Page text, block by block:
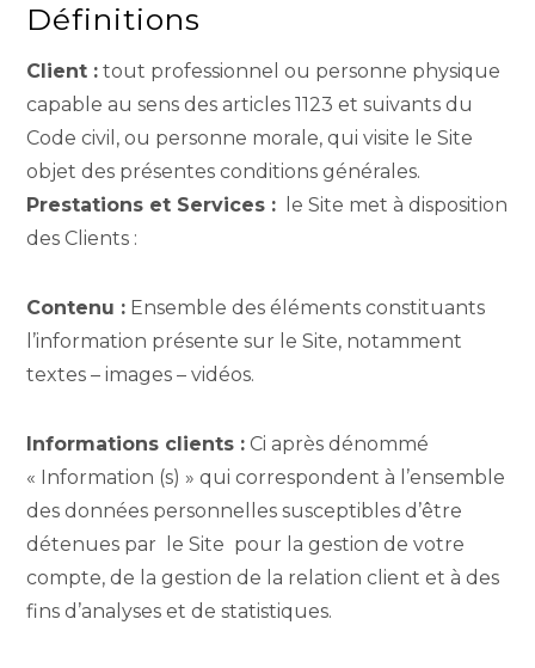
Définitions
Client : tout professionnel ou personne physique
capable au sens des articles 1123 et suivants du
Code civil, ou personne morale, qui visite le Site
objet des présentes conditions générales.
Prestations et Services : le Site met à disposition
des Clients :
Contenu : Ensemble des éléments constituants
l’information présente sur le Site, notamment
textes – images – vidéos.
Informations clients : Ci après dénommé
« Information (s) » qui correspondent à l’ensemble
des données personnelles susceptibles d’être
détenues par le Site pour la gestion de votre
compte, de la gestion de la relation client et à des
fins d’analyses et de statistiques.